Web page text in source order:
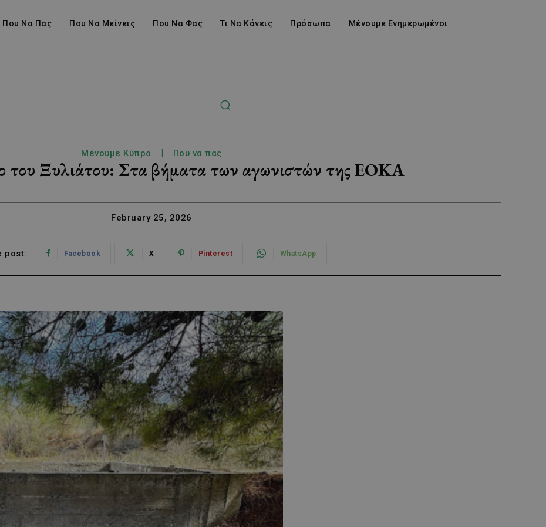
Που Να Πας Που Να Μείνεις Που Να Φας Τι Να Κάνεις Πρόσωπα Μένουμε Ενημερωμένοι
Μένουμε Κύπρο Που να πας
του Ξυλιάτου: Στα βήματα των αγωνιστών της ΕΟΚΑ
February 25, 2026
post: Facebook X Pinterest WhatsApp